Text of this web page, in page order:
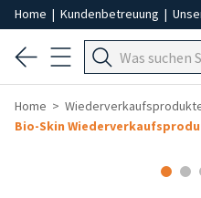
Home | Kundenbetreuung |
Home
Bio-Skin